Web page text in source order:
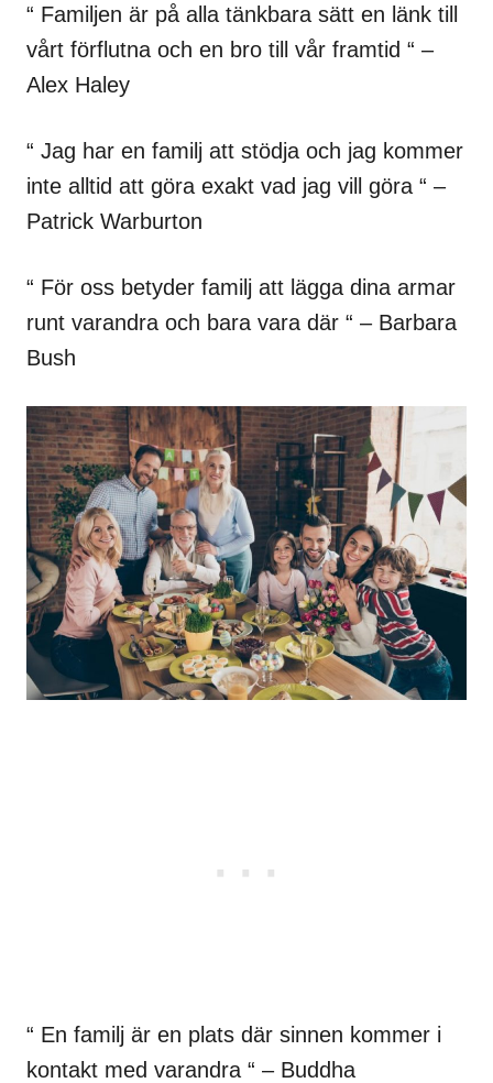
“ Familjen är på alla tänkbara sätt en länk till
vårt förflutna och en bro till vår framtid “ –
Alex Haley
“ Jag har en familj att stödja och jag kommer
inte alltid att göra exakt vad jag vill göra “ –
Patrick Warburton
“ För oss betyder familj att lägga dina armar
runt varandra och bara vara där “ – Barbara
Bush
“ En familj är en plats där sinnen kommer i
kontakt med varandra “ – Buddha